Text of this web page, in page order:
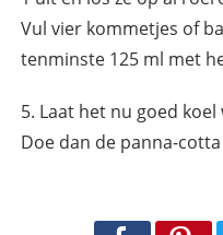
Vul vier kommetjes of
tenminste 125 ml met
Laat het nu goed
Doe dan de panna-